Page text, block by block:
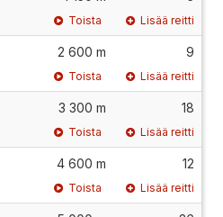
Toista Lisää reitti
2 600 m 9
Toista Lisää reitti
3 300 m 18
Toista Lisää reitti
4 600 m 12
Toista Lisää reitti